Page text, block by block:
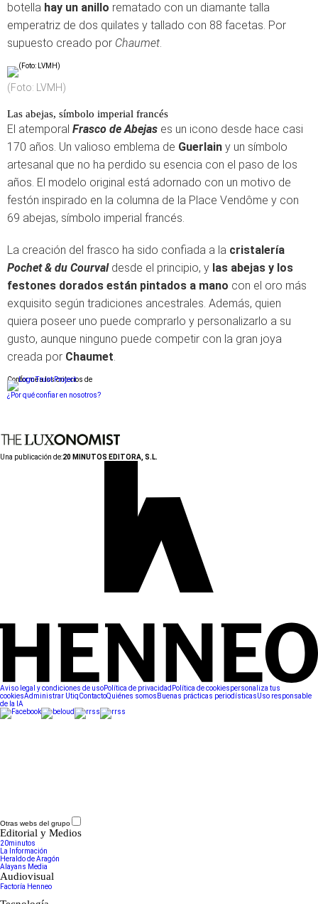
botella hay un anillo rematado con un diamante talla
emperatriz de dos quilates y tallado con 88 facetas. Por
supuesto creado por Chaumet.
(Foto: LVMH)
Las abejas, símbolo imperial francés
El atemporal Frasco de Abejas es un icono desde hace casi
170 años. Un valioso emblema de Guerlain y un símbolo
artesanal que no ha perdido su esencia con el paso de los
años. El modelo original está adornado con un motivo de
festón inspirado en la columna de la Place Vendôme y con
69 abejas, símbolo imperial francés.
La creación del frasco ha sido confiada a la cristalería
Pochet & du Courvaldesde el principio, y las abejas y los
festones dorados están pintados a mano con el oro más
exquisito según tradiciones ancestrales. Además, quien
quiera poseer uno puede comprarlo y personalizarlo a su
gusto, aunque ninguno puede competir con la gran joya
creada por Chaumet.
Conforme a los criterios de
¿Por qué confiar en nosotros?
Una publicación de:20 MINUTOS EDITORA, S.L.
Aviso legal y condiciones de usoPolítica de privacidad Política de cookiespersonaliza tus
cookiesAdministrar UtiqContactoQuiénes somos Buenas prácticas periodísticasUso responsable
de la IA
Otras webs del grupo
Editorial y Medios
20minutos
La Información
Heraldo de Aragón
Alayans Media
Audiovisual
Factoría Henneo